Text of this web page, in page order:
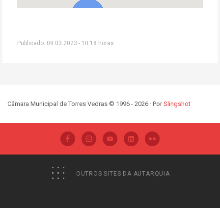
Publicado: 09.03.2023 - 10:18 horas
Câmara Municipal de Torres Vedras © 1996 - 2026 · PorSlingshot
OUTROS SITES DA AUTARQUIA